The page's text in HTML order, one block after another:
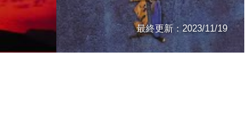
最終更新： 2023/11/19